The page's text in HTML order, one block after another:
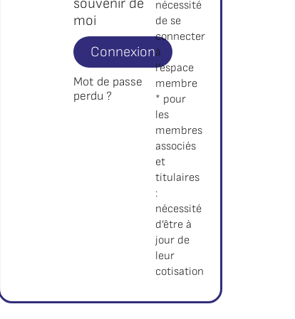
souvenir de
moi
Connexion
Mot de passe
perdu ?
nécessité
de se
connecter
à
l’espace
membre
* pour
les
membres
associés
et
titulaires
:
nécessité
d’être à
jour de
leur
cotisation